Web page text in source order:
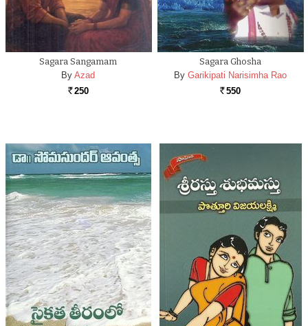
Sagara Sangamam
By Azad
Rs. 250
Sagara Ghosha
By Garikipati Narisimha Rao
Rs. 550